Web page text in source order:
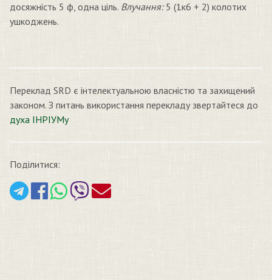
досяжність 5 ф, одна ціль. Влучання:5 (1к6 + 2) колотих
ушкоджень.
Переклад SRD є інтелектуальною власністю та захищений
законом. З питань використання перекладу звертайтеся до
духа ІНРІУМу
Поділитися: